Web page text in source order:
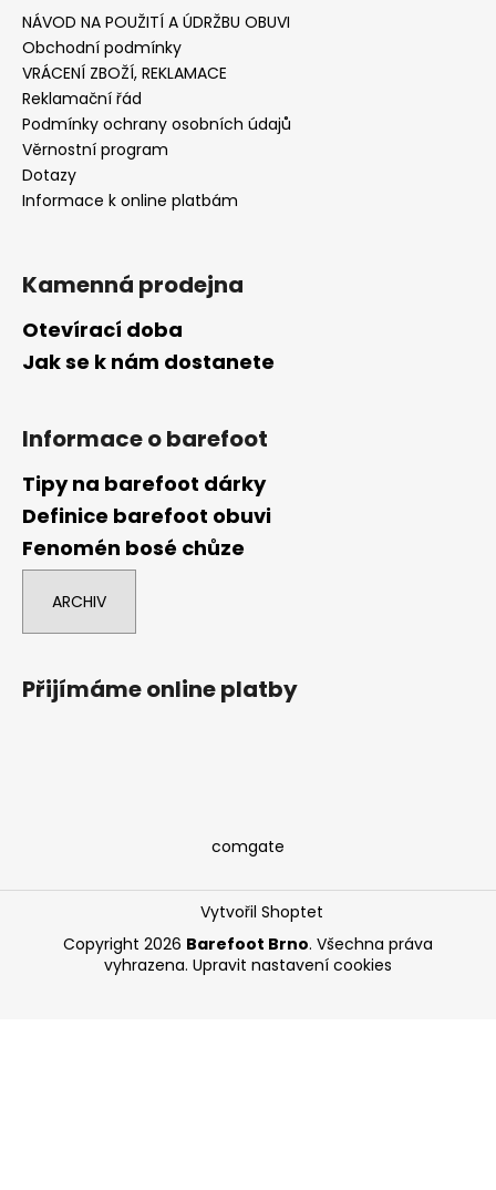
NÁVOD NA POUŽITÍ A ÚDRŽBU OBUVI
Obchodní podmínky
VRÁCENÍ ZBOŽÍ, REKLAMACE
Reklamační řád
Podmínky ochrany osobních údajů
Věrnostní program
Dotazy
Informace k online platbám
Kamenná prodejna
Otevírací doba
Jak se k nám dostanete
Informace o barefoot
Tipy na barefoot dárky
Definice barefoot obuvi
Fenomén bosé chůze
ARCHIV
Přijímáme online platby
comgate
Vytvořil Shoptet
Copyright 2026 Barefoot Brno. Všechna práva
vyhrazena. Upravit nastavení cookies